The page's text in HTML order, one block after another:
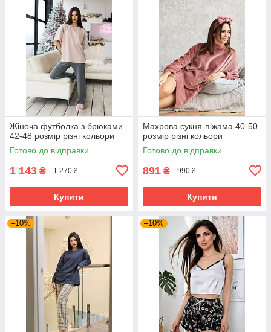
Жіноча футболка з брюками
42-48 розмір різні кольори
Готово до відправки
1 143 ₴ 1 270 ₴
Купити
Махрова сукня-піжама 40-50
розмір різні кольори
Готово до відправки
891 ₴ 990 ₴
Купити
–10% –10%